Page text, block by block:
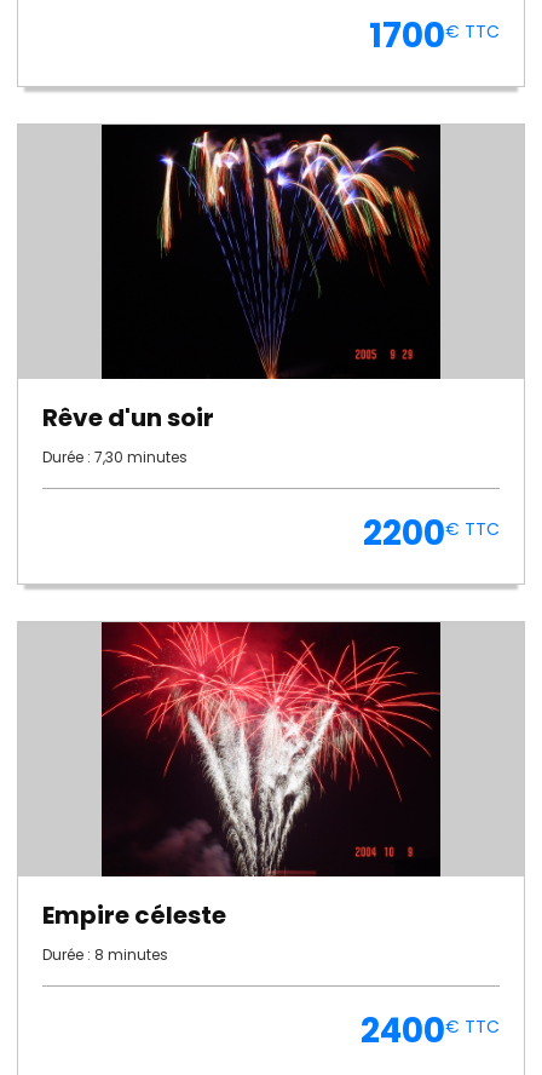
1700€ TTC
Rêve d'un soir
Durée : 7,30 minutes
2200€ TTC
Empire céleste
Durée : 8 minutes
2400€ TTC